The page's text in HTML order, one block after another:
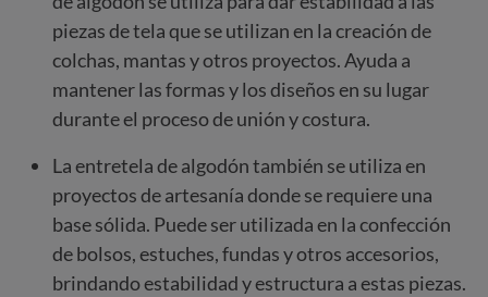
piezas de tela que se utilizan en la creación de
colchas, mantas y otros proyectos. Ayuda a
mantener las formas y los diseños en su lugar
durante el proceso de unión y costura.
La entretela de algodón también se utiliza en
proyectos de artesanía donde se requiere una
base sólida. Puede ser utilizada en la confección
de bolsos, estuches, fundas y otros accesorios,
brindando estabilidad y estructura a estas piezas.